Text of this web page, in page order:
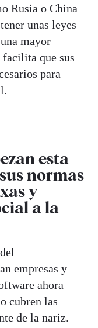
Rusia o China
unas leyes
mayor
que sus
para
esta
normas
y
a la
empresas y
ahora
cubren las
de la nariz.